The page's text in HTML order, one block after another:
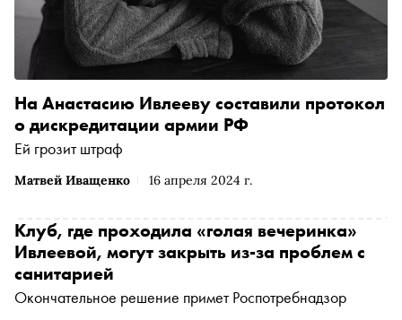
Матвей Иващенко 16 апреля 2024 г.
На Анастасию Ивлееву составили протокол
о дискредитации армии РФ
Ей грозит штраф
Клуб, где проходила «голая вечеринка»
Ивлеевой, могут закрыть из-за проблем с
санитарией
Окончательное решение примет Роспотребнадзор